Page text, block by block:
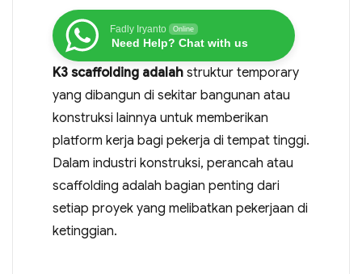
Fadly Iryanto Online
Need Help? Chat with us
K3 scaffolding adalahstruktur temporary
yang dibangun di sekitar bangunan atau
konstruksi lainnya untuk memberikan
platform kerja bagi pekerja di tempat tinggi.
Dalam industri konstruksi, perancah atau
scaffolding adalah bagian penting dari
setiap proyek yang melibatkan pekerjaan di
ketinggian.